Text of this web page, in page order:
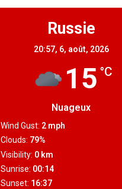
Russie
20:57, 6, août, 2026
15 °C
Nuageux
Wind Gust: 2 mph
Clouds: 79%
Visibility: 0 km
Sunrise: 00:14
Sunset: 16:37